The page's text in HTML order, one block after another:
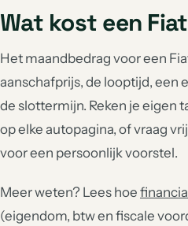
Wat kost een
Het maandbedrag voor een
aanschafprijs, de looptijd, een
de slottermijn. Reken je eigen
op elke autopagina, of vraag
voor een persoonlijk voorstel.
Meer weten? Lees hoe
(eigendom, btw en fiscale